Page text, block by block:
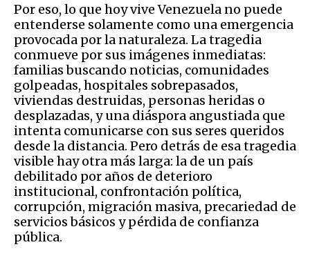
Por eso, lo que hoy vive Venezuela no puede
entenderse solamente como una emergencia
provocada por la naturaleza. La tragedia
conmueve por sus imágenes inmediatas:
familias buscando noticias, comunidades
golpeadas, hospitales sobrepasados,
viviendas destruidas, personas heridas o
desplazadas, y una diáspora angustiada que
intenta comunicarse con sus seres queridos
desde la distancia. Pero detrás de esa tragedia
visible hay otra más larga: la de un país
debilitado por años de deterioro
institucional, confrontación política,
corrupción, migración masiva, precariedad de
servicios básicos y pérdida de confianza
pública.